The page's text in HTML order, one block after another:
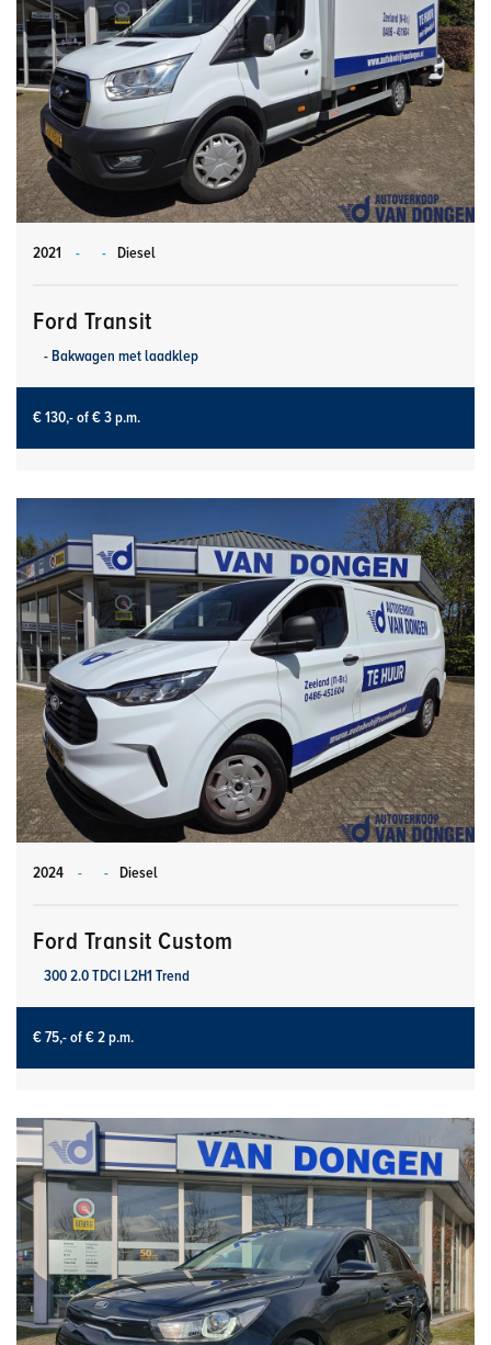
2021 - - Diesel
Ford Transit
- Bakwagen met laadklep
€ 130,-of € 3 p.m.
2024 - - Diesel
Ford Transit Custom
300 2.0 TDCI L2H1 Trend
€ 75,-of € 2 p.m.